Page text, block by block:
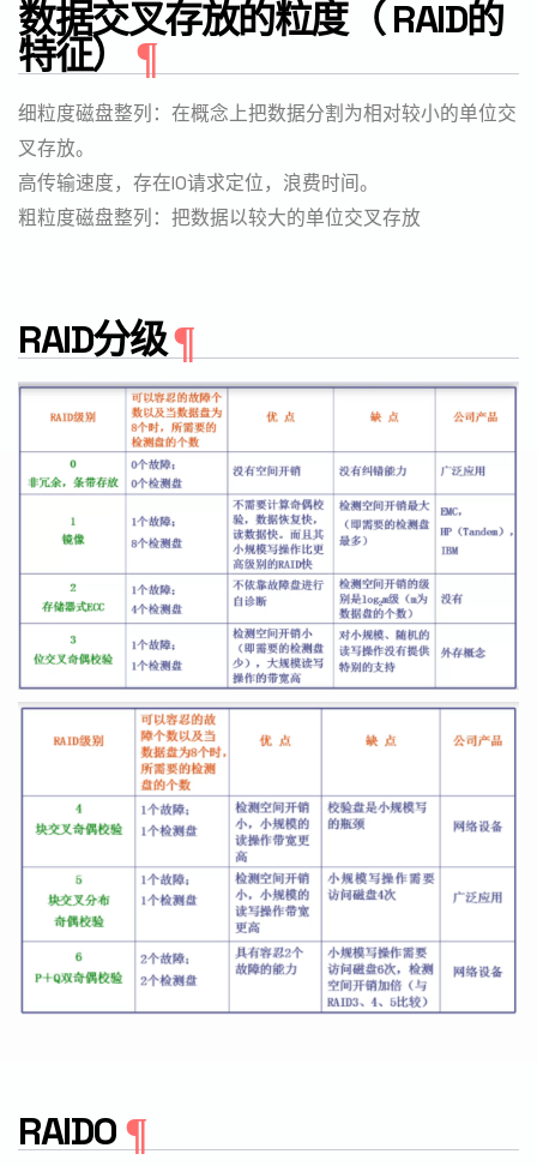
数据交叉存放的粒度（ RAID的
特征）
细粒度磁盘整列：在概念上把数据分割为相对较小的单位交
叉存放。
高传输速度，存在IO请求定位，浪费时间。
粗粒度磁盘整列：把数据以较大的单位交叉存放
RAID分级
RAID0